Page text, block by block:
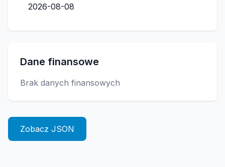
2026-08-08
Dane finansowe
Brak danych finansowych
Zobacz JSON